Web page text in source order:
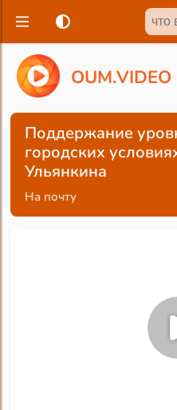
OUM.VIDEO
Поддержание
городских
Ульянкина
На почту